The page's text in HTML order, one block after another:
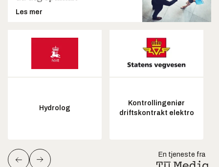
Les mer
Hydrolog
Kontrollingeniør
driftskontrakt elektro
En tjeneste fra